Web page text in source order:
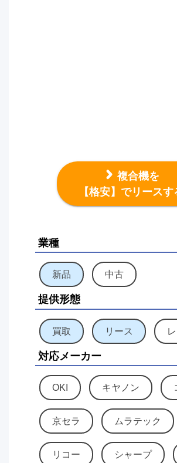
複合機を
【格安】でリースす
業種
新品 中古
提供形態
買取 リース
対応メーカー
OKI キヤノン
京セラ ムラテック
リコー シャープ